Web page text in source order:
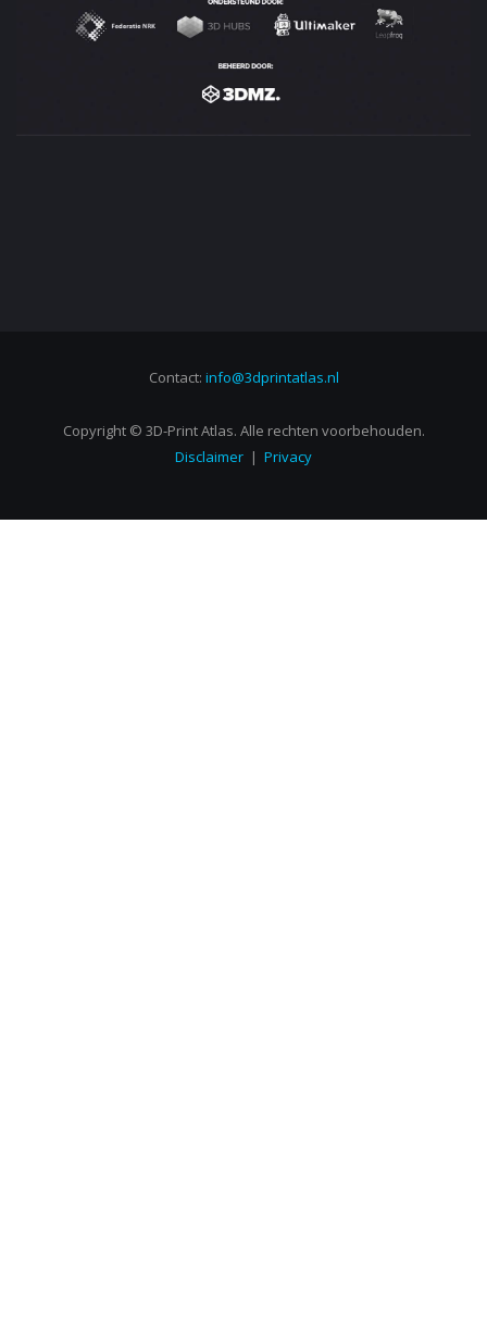
Contact: info@3dprintatlas.nl
Copyright © 3D-Print Atlas. Alle rechten voorbehouden.
Disclaimer | Privacy